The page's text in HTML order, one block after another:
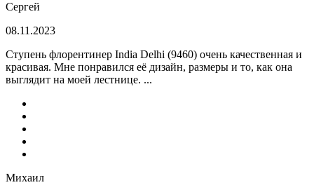
Сергей
08.11.2023
Ступень флорентинер India Delhi (9460) очень качественная и
красивая. Мне понравился её дизайн, размеры и то, как она
выглядит на моей лестнице. ...
Михаил